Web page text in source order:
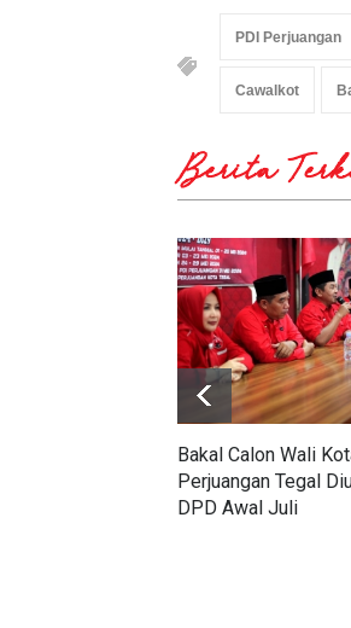
PDI Perjuangan
Cawalkot
Berita
Bakal Calon Wali
Perjuangan Tegal
DPD Awal Juli